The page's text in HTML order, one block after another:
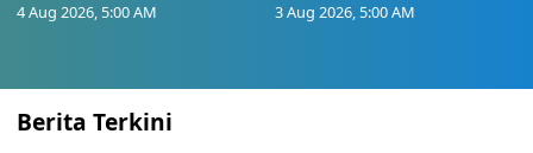
4 Aug 2026, 5:00 AM 3 Aug 2026, 5:00 AM
Berita Terkini